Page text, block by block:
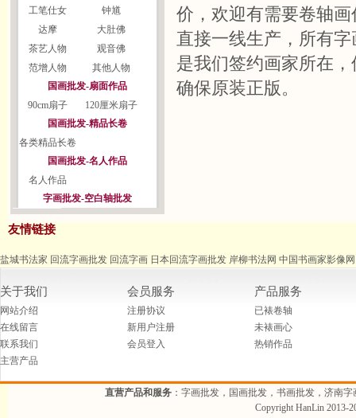
工笔仕女
钟馗
达摩
大肚佛
茶艺人物
观音佛
范增人物
其他人物
国画批发-扇面作品
90cm扇子
120厘米扇子
国画批发-精品长卷
各类精品长卷
国画批发-名人作品
名人作品
字画批发-空白轴批发
价，欢迎有需要卷轴
直接一线生产，所有
是我们签约画家所在
确保原装正版。
友情链接
盐城书法家 回流字画批发 回流字画 日本回流字画批发 岸柳书法网 中国书画家影像网
关于我们
网站介绍
在线留言
联系我们
主营产品
会员服务
注册协议
新用户注册
会员登入
产品服务
已裱卷轴
未裱画心
热销作品
直营产品和服务 ：字画批发，国画批发，书画批发，济南
Copyright HanLin 2013-